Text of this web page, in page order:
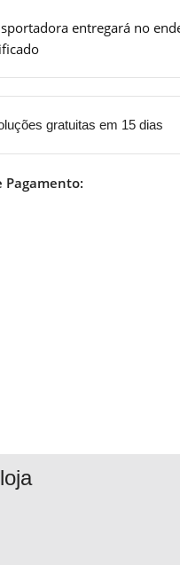
entregará no
gratuitas em 15 dias
Pagamento: